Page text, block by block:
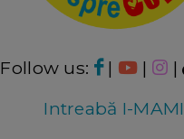
Follow us: | | |
Intreabă I-MAMI